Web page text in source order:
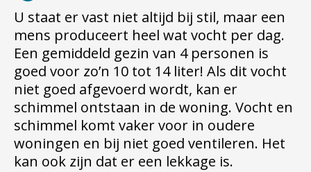
U staat er vast niet altijd bij stil, maar een
mens produceert heel wat vocht per dag.
Een gemiddeld gezin van 4 personen is
goed voor zo’n 10 tot 14 liter! Als dit vocht
niet goed afgevoerd wordt, kan er
schimmel ontstaan in de woning. Vocht en
schimmel komt vaker voor in oudere
woningen en bij niet goed ventileren. Het
kan ook zijn dat er een lekkage is.